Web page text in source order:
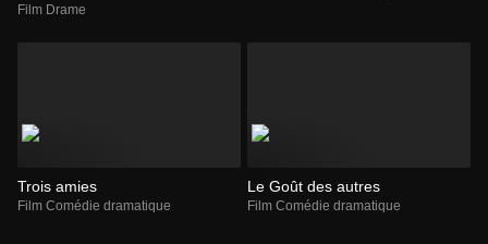
Film Drame
Trois amies
Film Comédie dramatique
Le Goût des autres
Film Comédie dramatique